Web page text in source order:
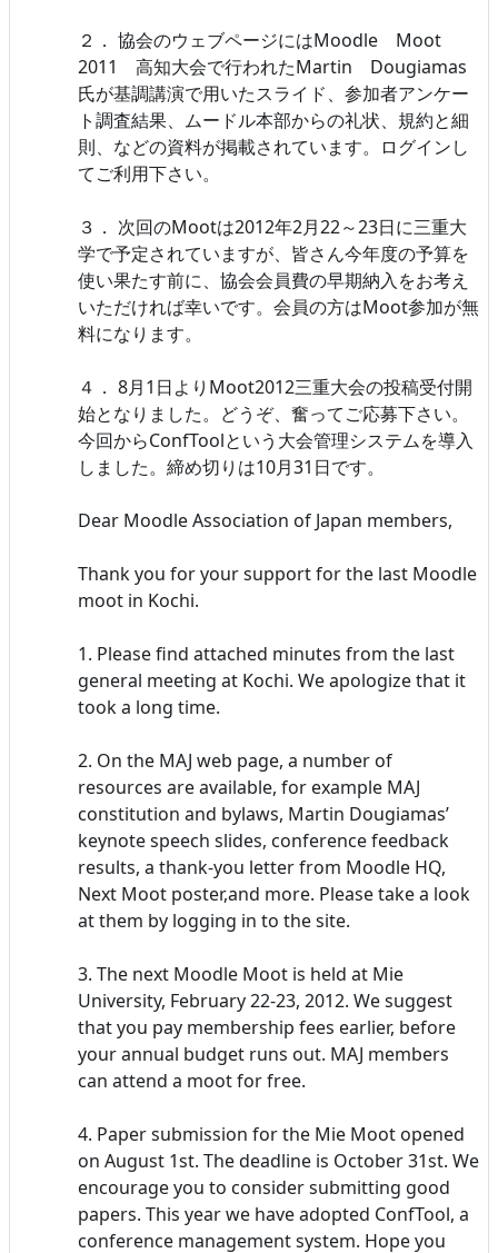
２． 協会のウェブページにはMoodle Moot
2011 高知大会で行われたMartin Dougiamas
氏が基調講演で用いたスライド、参加者アンケー
ト調査結果、ムードル本部からの礼状、規約と細
則、などの資料が掲載されています。ログインし
てご利用下さい。
３． 次回のMootは2012年2月22～23日に三重大
学で予定されていますが、皆さん今年度の予算を
使い果たす前に、協会会員費の早期納入をお考え
いただければ幸いです。会員の方はMoot参加が無
料になります。
４． 8月1日よりMoot2012三重大会の投稿受付開
始となりました。どうぞ、奮ってご応募下さい。
今回からConfToolという大会管理システムを導入
しました。締め切りは10月31日です。
Dear Moodle Association of Japan members,
Thank you for your support for the last Moodle
moot in Kochi.
1. Please find attached minutes from the last
general meeting at Kochi. We apologize that it
took a long time.
2. On the MAJ web page, a number of
resources are available, for example MAJ
constitution and bylaws, Martin Dougiamas’
keynote speech slides, conference feedback
results, a thank-you letter from Moodle HQ,
Next Moot poster,and more. Please take a look
at them by logging in to the site.
3. The next Moodle Moot is held at Mie
University, February 22-23, 2012. We suggest
that you pay membership fees earlier, before
your annual budget runs out. MAJ members
can attend a moot for free.
4. Paper submission for the Mie Moot opened
on August 1st. The deadline is October 31st. We
encourage you to consider submitting good
papers. This year we have adopted ConfTool, a
conference management system. Hope you